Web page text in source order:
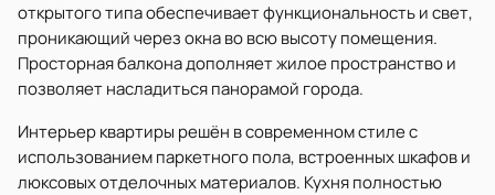
открытого типа обеспечивает функциональность и свет,
проникающий через окна во всю высоту помещения.
Просторная балкона дополняет жилое пространство и
позволяет насладиться панорамой города.
Интерьер квартиры решён в современном стиле с
использованием паркетного пола, встроенных шкафов и
люксовых отделочных материалов. Кухня полностью